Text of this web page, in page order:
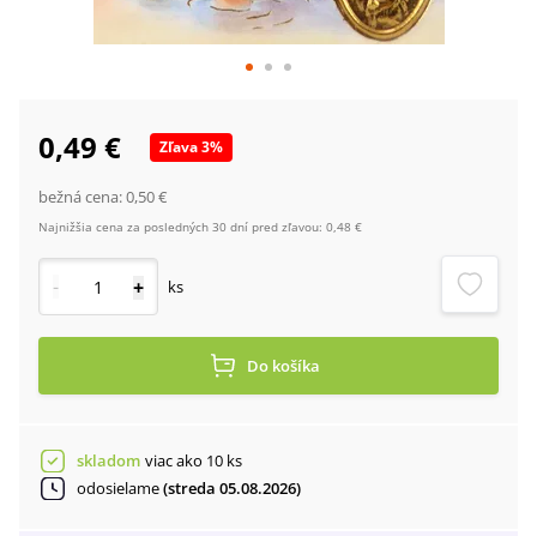
0,49 € Zľava3%
bežná cena:0,50 €
Najnižšia cena za posledných 30 dní pred zľavou: 0,48 €
- + ks
Do košíka
skladom viac ako 10 ks
odosielame(streda 05.08.2026)